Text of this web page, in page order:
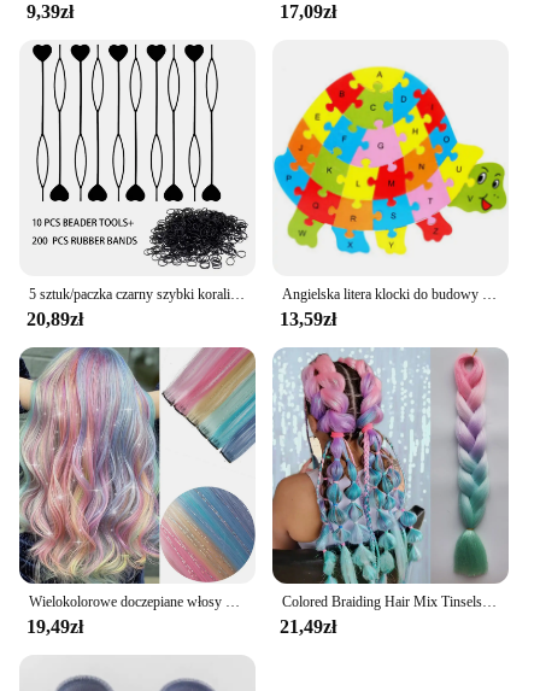
9,39zł 17,09zł
5 sztuk/paczka czarny szybki koralik do ładowania koralików na warkocze narzędzie z 100 szt. Opaski gumowe dla dzieci dziewczynek fryzura kucyk
20,89zł
Angielska litera klocki do budowy drewno układanka ze zwierzętami dzieci zabawka rozwijająca inteligencję poznawcze dla małych dzieci wczesna edukacja prezenty
13,59zł
Wielokolorowe doczepiane włosy Mix tinsels Kolorowe doczepiane włosy 2 w 1 Tęczowe włosy ze srebrnymi puszkami dla dzieci i dziewcząt
19,49zł
Colored Braiding Hair Mix Tinsels Jumbo Braiding Tinsel Hair 4 Tones Ombre Braids 24 inch Festival Rave Hair For Girls Kids
21,49zł